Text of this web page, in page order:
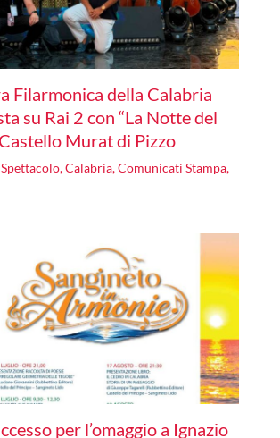
Filarmonica della Calabria
su Rai 2 con “La Notte del
Murat di Pizzo
,Calabria,Comunicati Stampa,
per l’omaggio a Ignazio